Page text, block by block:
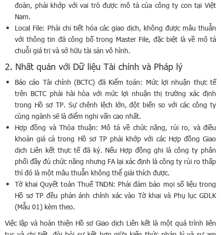
đoàn, phải khớp với vai trò được mô tả của công ty con tại Việt
Nam.
Local File: Phải chi tiết hóa các giao dịch, không được mâu thuẫn
với thông tin đã công bố trong Master File, đặc biệt là về mô tả
chuỗi giá trị và sở hữu tài sản vô hình.
2. Nhất quán với Dữ liệu Tài chính và Pháp lý
Báo cáo Tài chính (BCTC) đã Kiểm toán: Mức lợi nhuận thực tế
trên BCTC phải hài hòa với mức lợi nhuận thị trường xác định
trong Hồ sơ TP. Sự chênh lệch lớn, đột biến so với các công ty
cùng ngành sẽ là điểm nghi vấn cao nhất.
Hợp đồng và Thỏa thuận: Mô tả về chức năng, rủi ro, và điều
khoản giá cả trong Hồ sơ TP phải khớp với các Hợp đồng Giao
dịch Liên kết thực tế đã ký. Nếu Hợp đồng ghi là công ty phân
phối đầy đủ chức năng nhưng FA lại xác định là công ty rủi ro thấp
thì đó là một mâu thuẫn không thể giải thích được.
Tờ khai Quyết toán Thuế TNDN: Phải đảm bảo mọi số liệu trong
Hồ sơ TP đều phản ánh chính xác vào Tờ khai và Phụ lục GDLK
(Mẫu 01) kèm theo.
Việc lập và hoàn thiện Hồ sơ Giao dịch Liên kết là một quá trình liên